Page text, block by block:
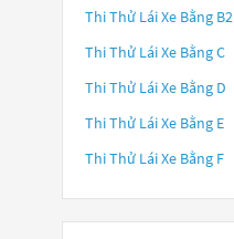
Thi Thử Lái Xe Bằng B2
Thi Thử Lái Xe Bằng C
Thi Thử Lái Xe Bằng D
Thi Thử Lái Xe Bằng E
Thi Thử Lái Xe Bằng F